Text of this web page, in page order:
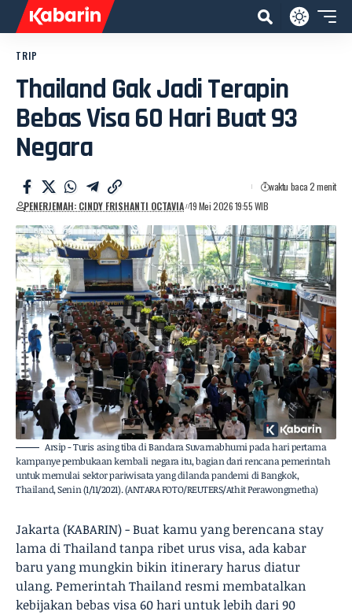
TRIP
Thailand Gak Jadi Terapin
Bebas Visa 60 Hari Buat 93
Negara
PENERJEMAH: CINDY FRISHANTI OCTAVIA 19 Mei 2026 19:55 WIB
waktu baca 2 menit
Arsip - Turis asing tiba di Bandara Suvarnabhumi pada hari pertama
kampanye pembukaan kembali negara itu, bagian dari rencana pemerintah
untuk memulai sektor pariwisata yang dilanda pandemi di Bangkok,
Thailand, Senin (1/11/2021). (ANTARA FOTO/REUTERS/Athit Perawongmetha)
Jakarta (KABARIN) - Buat kamu yang berencana stay
lama di Thailand tanpa ribet urus visa, ada kabar
baru yang mungkin bikin itinerary harus diatur
ulang. Pemerintah Thailand resmi membatalkan
kebijakan bebas visa 60 hari untuk lebih dari 90